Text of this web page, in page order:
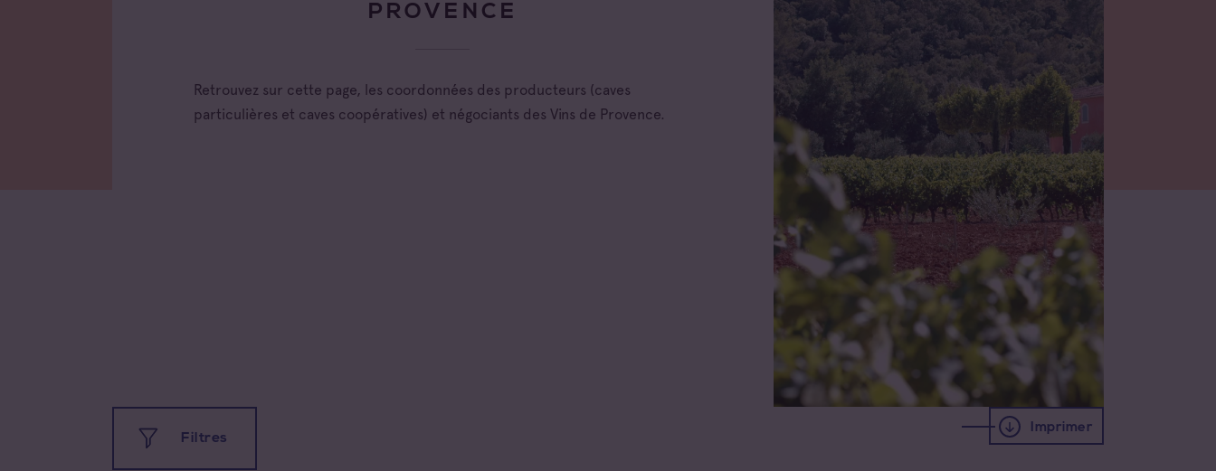
PROVENCE
Retrouvez sur cette page, les coordonnées des producteurs (caves
particulières et caves coopératives) et négociants des Vins de Provence.
Filtres
Imprimer